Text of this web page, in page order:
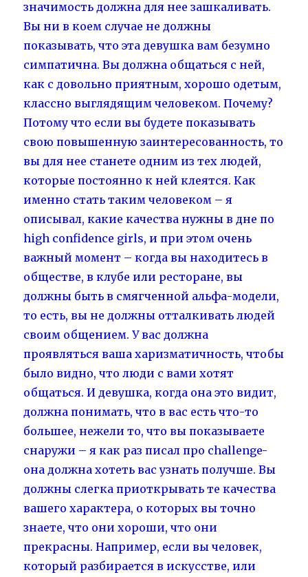
значимость должна для нее зашкаливать.
Вы ни в коем случае не должны
показывать, что эта девушка вам безумно
симпатична. Вы должна общаться с ней,
как с довольно приятным, хорошо одетым,
классно выглядящим человеком. Почему?
Потому что если вы будете показывать
свою повышенную заинтересованность, то
вы для нее станете одним из тех людей,
которые постоянно к ней клеятся. Как
именно стать таким человеком – я
описывал, какие качества нужны в дне по
high confidence girls, и при этом очень
важный момент – когда вы находитесь в
обществе, в клубе или ресторане, вы
должны быть в смягченной альфа-модели,
то есть, вы не должны отталкивать людей
своим общением. У вас должна
проявляться ваша харизматичность, чтобы
было видно, что люди с вами хотят
общаться. И девушка, когда она это видит,
должна понимать, что в вас есть что-то
большее, нежели то, что вы показываете
снаружи – я как раз писал про challenge-
она должна хотеть вас узнать получше. Вы
должны слегка приоткрывать те качества
вашего характера, о которых вы точно
знаете, что они хороши, что они
прекрасны. Например, если вы человек,
который разбирается в искусстве, или